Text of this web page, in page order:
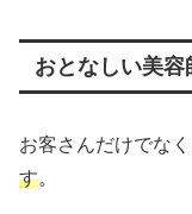
おとなしい美容
お客さんだけでなく
す。